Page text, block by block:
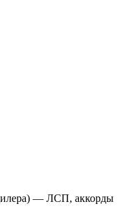
— ЛСП, аккорды